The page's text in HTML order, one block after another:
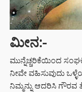
ಮೀನ:-
ಮುನ್ನೆಚ್ಚರಿಕೆಯಿಂದ
ನೀವೇ ವಹಿಸುವುದು
ನಿಮ್ಮನ್ನು ಆದರಿಸಿ ಗೌರವ